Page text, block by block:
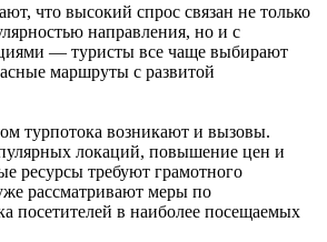
что высокий спрос связан не только
направления, но и с
— туристы все чаще выбирают
маршруты с развитой
турпотока возникают и вызовы.
локаций, повышение цен и
ресурсы требуют грамотного
рассматривают меры по
посетителей в наиболее посещаемых